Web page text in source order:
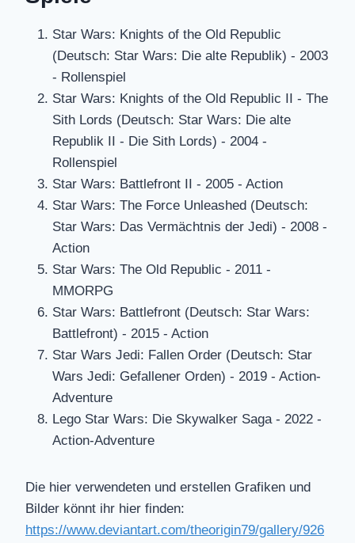
Star Wars: Knights of the Old Republic
(Deutsch: Star Wars: Die alte Republik) - 2003
- Rollenspiel
Star Wars: Knights of the Old Republic II - The
Sith Lords (Deutsch: Star Wars: Die alte
Republik II - Die Sith Lords) - 2004 -
Rollenspiel
Star Wars: Battlefront II - 2005 - Action
Star Wars: The Force Unleashed (Deutsch:
Star Wars: Das Vermächtnis der Jedi) - 2008 -
Action
Star Wars: The Old Republic - 2011 -
MMORPG
Star Wars: Battlefront (Deutsch: Star Wars:
Battlefront) - 2015 - Action
Star Wars Jedi: Fallen Order (Deutsch: Star
Wars Jedi: Gefallener Orden) - 2019 - Action-
Adventure
Lego Star Wars: Die Skywalker Saga - 2022 -
Action-Adventure
Die hier verwendeten und erstellen Grafiken und
Bilder könnt ihr hier finden:
https://www.deviantart.com/theorigin79/gallery/926